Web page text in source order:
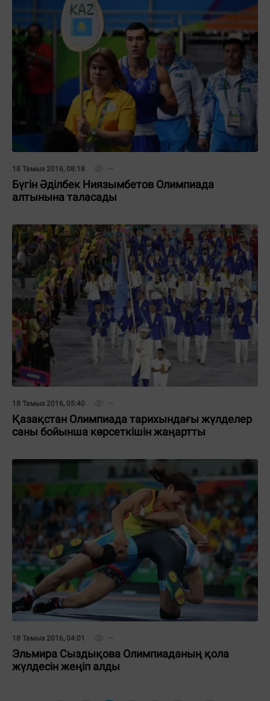
18 Тамыз 2016, 08:18
Бүгін Әділбек Ниязымбетов Олимпиада
алтынына таласады
18 Тамыз 2016, 05:40
Қазақстан Олимпиада тарихындағы жүлделер
саны бойынша көрсеткішін жаңартты
18 Тамыз 2016, 04:01
Эльмира Сыздықова Олимпиаданың қола
жүлдесін жеңіп алды